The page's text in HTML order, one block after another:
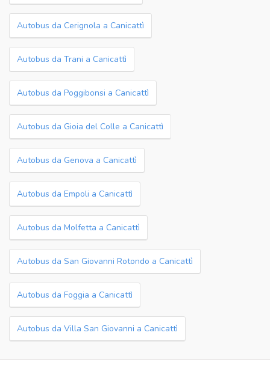
Autobus da Cerignola a Canicattì
Autobus da Trani a Canicattì
Autobus da Poggibonsi a Canicattì
Autobus da Gioia del Colle a Canicattì
Autobus da Genova a Canicattì
Autobus da Empoli a Canicattì
Autobus da Molfetta a Canicattì
Autobus da San Giovanni Rotondo a Canicattì
Autobus da Foggia a Canicattì
Autobus da Villa San Giovanni a Canicattì